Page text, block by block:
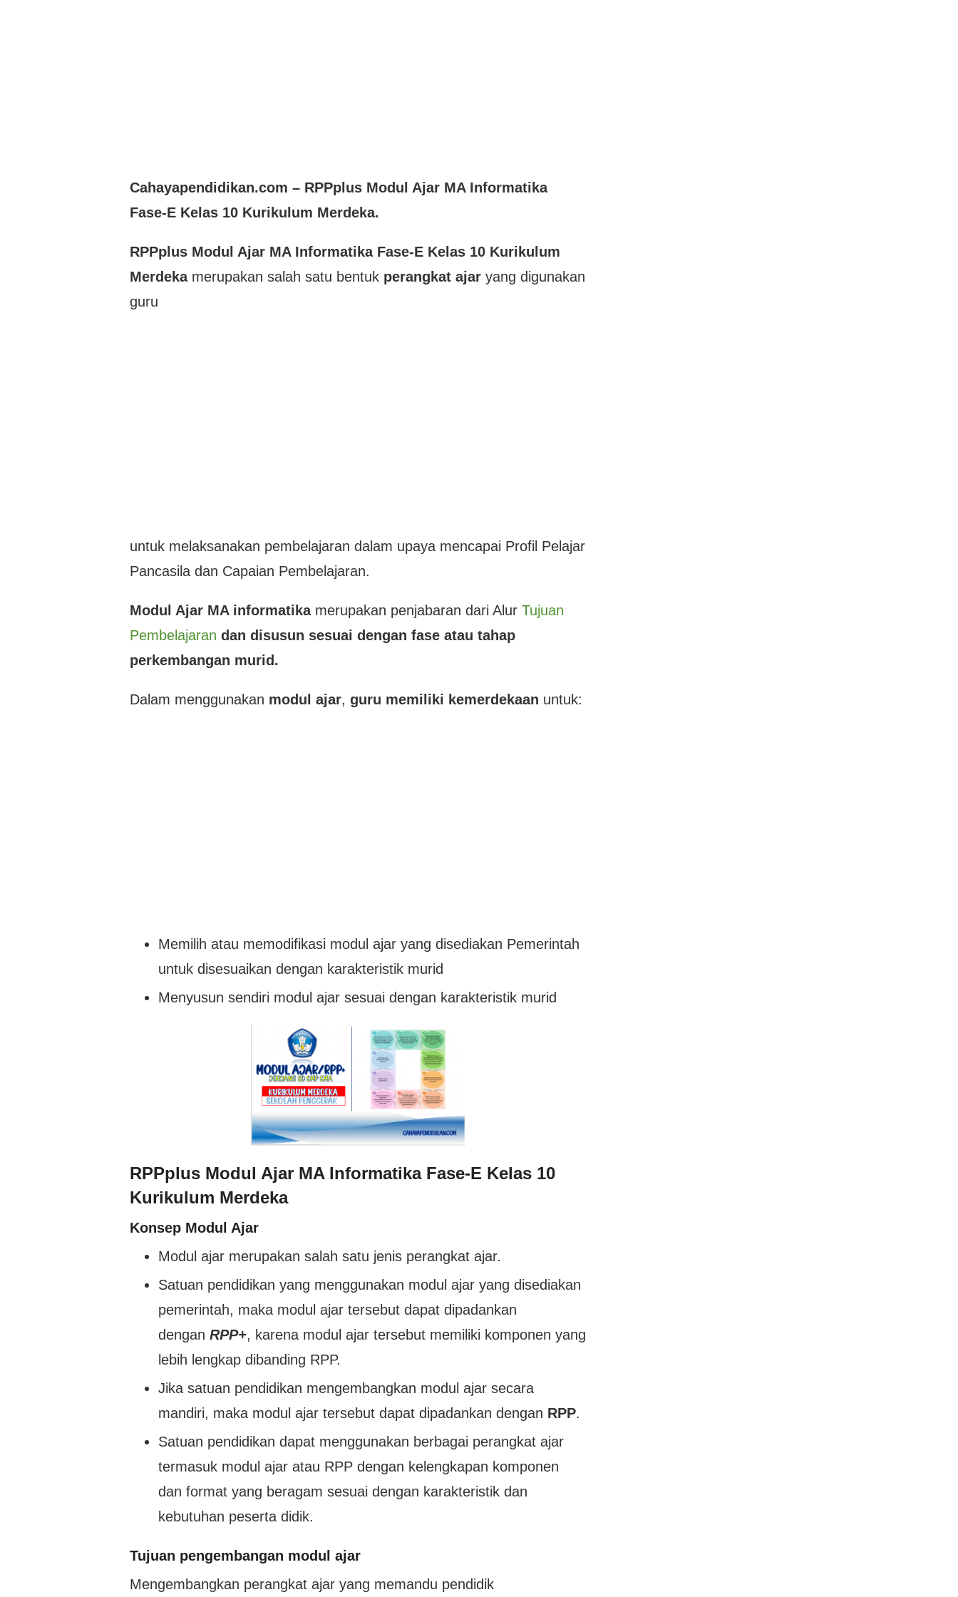
Cahayapendidikan.com – RPPplus Modul Ajar MA Informatika
Fase-E Kelas 10 Kurikulum Merdeka.
RPPplus Modul Ajar MA Informatika Fase-E Kelas 10 Kurikulum
Merdeka merupakan salah satu bentuk perangkat ajar yang digunakan
guru
untuk melaksanakan pembelajaran dalam upaya mencapai Profil Pelajar
Pancasila dan Capaian Pembelajaran.
Modul Ajar MA informatika merupakan penjabaran dari Alur Tujuan
Pembelajaran dan disusun sesuai dengan fase atau tahap
perkembangan murid.
Dalam menggunakan modul ajar, guru memiliki kemerdekaan untuk:
Memilih atau memodifikasi modul ajar yang disediakan Pemerintah
untuk disesuaikan dengan karakteristik murid
Menyusun sendiri modul ajar sesuai dengan karakteristik murid
RPPplus Modul Ajar MA Informatika Fase-E Kelas 10
Kurikulum Merdeka
Konsep Modul Ajar
Modul ajar merupakan salah satu jenis perangkat ajar.
Satuan pendidikan yang menggunakan modul ajar yang disediakan
pemerintah, maka modul ajar tersebut dapat dipadankan
dengan RPP+, karena modul ajar tersebut memiliki komponen yang
lebih lengkap dibanding RPP.
Jika satuan pendidikan mengembangkan modul ajar secara
mandiri, maka modul ajar tersebut dapat dipadankan dengan RPP.
Satuan pendidikan dapat menggunakan berbagai perangkat ajar
termasuk modul ajar atau RPP dengan kelengkapan komponen
dan format yang beragam sesuai dengan karakteristik dan
kebutuhan peserta didik.
Tujuan pengembangan modul ajar
Mengembangkan perangkat ajar yang memandu pendidik